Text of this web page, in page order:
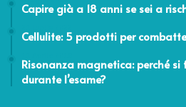
Capire già a 18 anni se sei a
Cellulite: 5 prodotti per
Risonanza magnetica: perché si
durante l’esame?